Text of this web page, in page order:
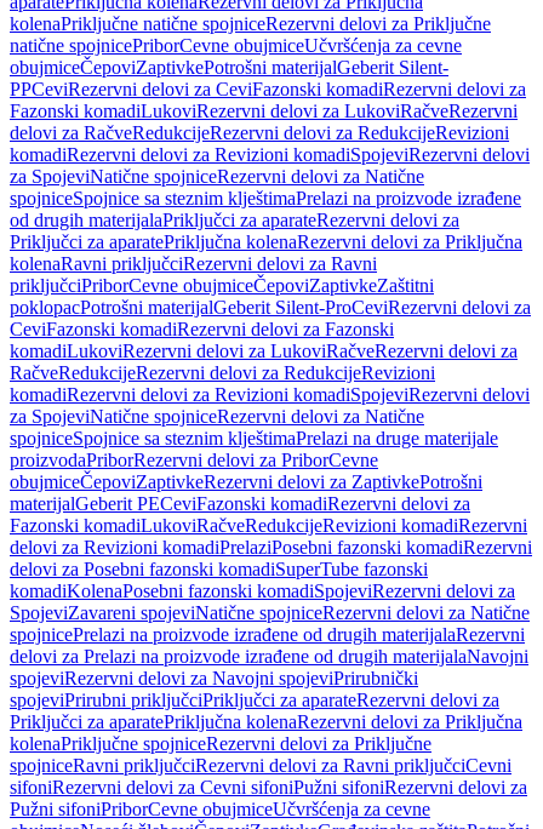
kolenaPriključne natične spojniceRezervni delovi za Priključne
natične spojnicePriborCevne obujmiceUčvršćenja za cevne
obujmiceČepoviZaptivkePotrošni materijalGeberit Silent-
PPCeviRezervni delovi za CeviFazonski komadiRezervni delovi za
Fazonski komadiLukoviRezervni delovi za LukoviRačveRezervni
delovi za RačveRedukcijeRezervni delovi za RedukcijeRevizioni
komadiRezervni delovi za Revizioni komadiSpojeviRezervni delovi
za SpojeviNatične spojniceRezervni delovi za Natične
spojniceSpojnice sa steznim klještimaPrelazi na proizvode izrađene
od drugih materijalaPriključci za aparateRezervni delovi za
Priključci za aparatePriključna kolenaRezervni delovi za Priključna
kolenaRavni priključciRezervni delovi za Ravni
priključciPriborCevne obujmiceČepoviZaptivkeZaštitni
poklopacPotrošni materijalGeberit Silent-ProCeviRezervni delovi za
CeviFazonski komadiRezervni delovi za Fazonski
komadiLukoviRezervni delovi za LukoviRačveRezervni delovi za
RačveRedukcijeRezervni delovi za RedukcijeRevizioni
komadiRezervni delovi za Revizioni komadiSpojeviRezervni delovi
za SpojeviNatične spojniceRezervni delovi za Natične
spojniceSpojnice sa steznim klještimaPrelazi na druge materijale
proizvodaPriborRezervni delovi za PriborCevne
obujmiceČepoviZaptivkeRezervni delovi za ZaptivkePotrošni
materijalGeberit PECeviFazonski komadiRezervni delovi za
Fazonski komadiLukoviRačveRedukcijeRevizioni komadiRezervni
delovi za Revizioni komadiPrelaziPosebni fazonski komadiRezervni
delovi za Posebni fazonski komadiSuperTube fazonski
komadiKolenaPosebni fazonski komadiSpojeviRezervni delovi za
SpojeviZavareni spojeviNatične spojniceRezervni delovi za Natične
spojnicePrelazi na proizvode izrađene od drugih materijalaRezervni
delovi za Prelazi na proizvode izrađene od drugih materijalaNavojni
spojeviRezervni delovi za Navojni spojeviPrirubnički
spojeviPrirubni priključciPriključci za aparateRezervni delovi za
Priključci za aparatePriključna kolenaRezervni delovi za Priključna
kolenaPriključne spojniceRezervni delovi za Priključne
spojniceRavni priključciRezervni delovi za Ravni priključciCevni
sifoniRezervni delovi za Cevni sifoniPužni sifoniRezervni delovi za
Pužni sifoniPriborCevne obujmiceUčvršćenja za cevne